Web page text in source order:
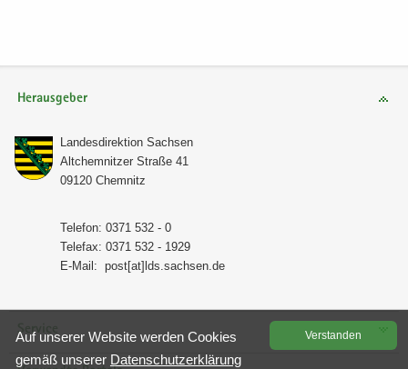
Herausgeber
Lan­des­di­rek­ti­on Sach­sen
Alt­chem­nit­zer Stra­ße 41
09120 Chem­nitz
Te­le­fon: 0371 532 - 0
Te­le­fax: 0371 532 - 1929
E-​Mail: post[at]lds.sach­sen.de
Service Ver­stan­den
Auf un­se­rer Web­site wer­den Coo­kies
gemäß un­se­rer Da­ten­schutz­er­klä­rung